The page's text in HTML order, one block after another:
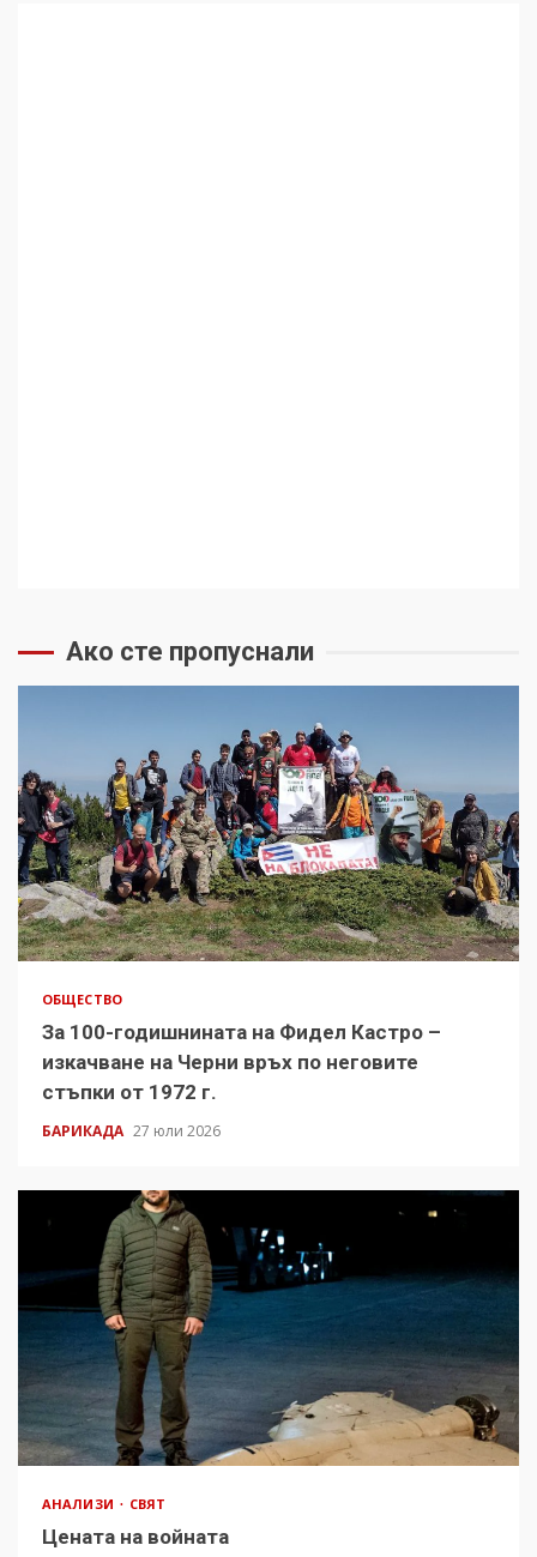
Ако сте пропуснали
ОБЩЕСТВО
За 100-годишнината на Фидел Кастро –
изкачване на Черни връх по неговите
стъпки от 1972 г.
БАРИКАДА 27 юли 2026
АНАЛИЗИ СВЯТ
Цената на войната